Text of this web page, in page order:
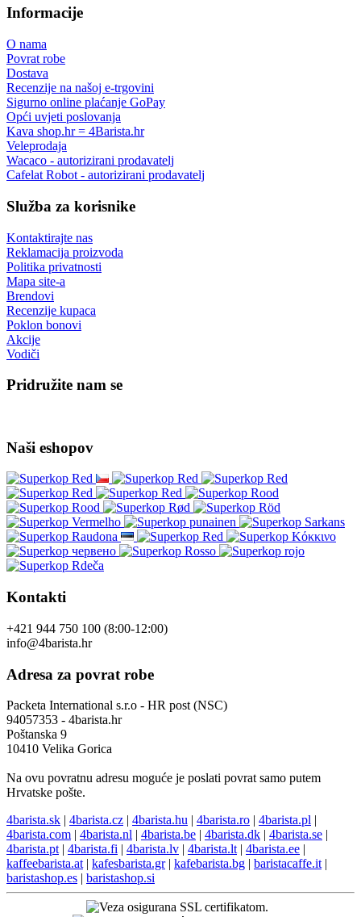
Ovlašteni trgovac
Wacaco, Flair espresso, Cafelat i drugi
Specijalizirani trgovac
podrška prije i nakon kupnje
Povrat robe
do 14 dana
Roba na zalihi
šaljemo iz vlastitih skladišta
Besplatna dostava
za narudžbe u vrijednosti iznad 80,00 €
Informacije
O nama
Povrat robe
Dostava
Recenzije na našoj e-trgovini
Sigurno online plaćanje GoPay
Opći uvjeti poslovanja
Kava shop.hr = 4Barista.hr
Veleprodaja
Wacaco - autorizirani prodavatelj
Kontaktirajte nas
Reklamacija proizvoda
Politika privatnosti
Mapa site-a
Brendovi
Recenzije kupaca
Poklon bonovi
Akcije
Naši eshopov
Kontakti
+421 944 750 100 (8:00-12:00)
info@4barista.hr
Adresa za povrat robe